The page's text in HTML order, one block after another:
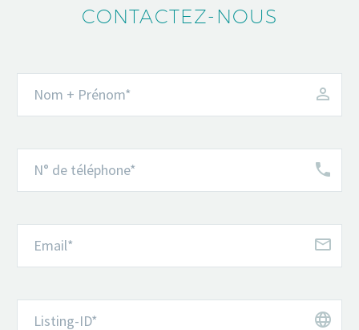
CONTACTEZ-NOUS